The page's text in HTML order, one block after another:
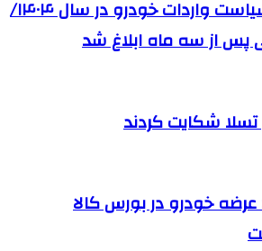
رفع ابهام از سیاست واردات خودرو در سال ۱۴۰۴/
پس از سه ماه ابلاغ شد
شکایت کردند
خودرو در بورس کالا